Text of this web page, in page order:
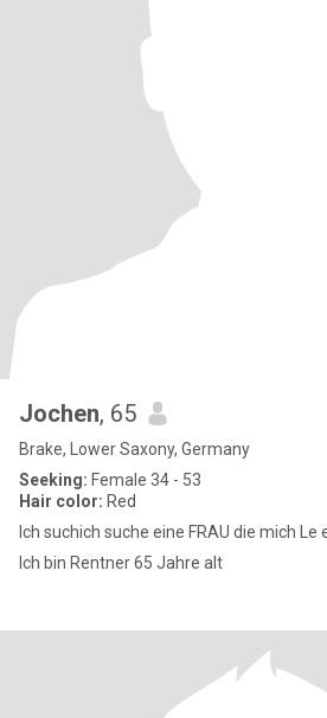
Jochen, 65
Brake, Lower Saxony, Germany
Seeking: Female 34 - 53
Hair color: Red
Ich suchich suche eine FRAU die mich Le
Ich bin Rentner 65 Jahre alt